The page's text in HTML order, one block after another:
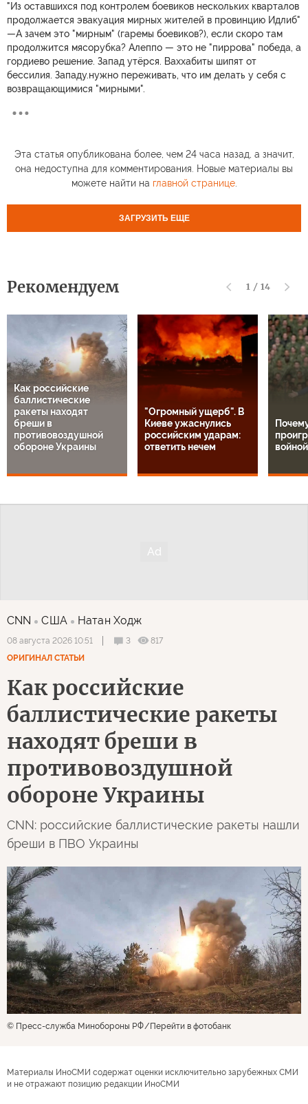
"Из оставшихся под контролем боевиков нескольких кварталов
продолжается эвакуация мирных жителей в провинцию Идлиб"
—А зачем это "мирным" (гаремы боевиков?), если скоро там
продолжится мясорубка? Алеппо — это не "пиррова" победа, а
гордиево решение. Запад утёрся. Ваххабиты шипят от
бессилия. Западу.нужно переживать, что им делать у себя с
возвращающимися "мирными".
Эта статья опубликована более, чем 24 часа назад, а значит,
она недоступна для комментирования. Новые материалы вы
можете найти на главной странице.
ЗАГРУЗИТЬ ЕЩЕ
Рекомендуем 1 / 14
Как российские
баллистические
ракеты находят
бреши в
противовоздушной
обороне Украины
"Огромный ущерб". В
Киеве ужаснулись
российским ударам:
ответить нечем
CNN США Натан Ходж
08 августа 2026 10:51 3
817
ОРИГИНАЛ СТАТЬИ
Как российские
баллистические ракеты
находят бреши в
противовоздушной
обороне Украины
CNN: российские баллистические ракеты нашли
бреши в ПВО Украины
© Пресс-служба Минобороны РФ Перейти в фотобанк
Материалы ИноСМИ содержат оценки исключительно зарубежных СМИ
и не отражают позицию редакции ИноСМИ